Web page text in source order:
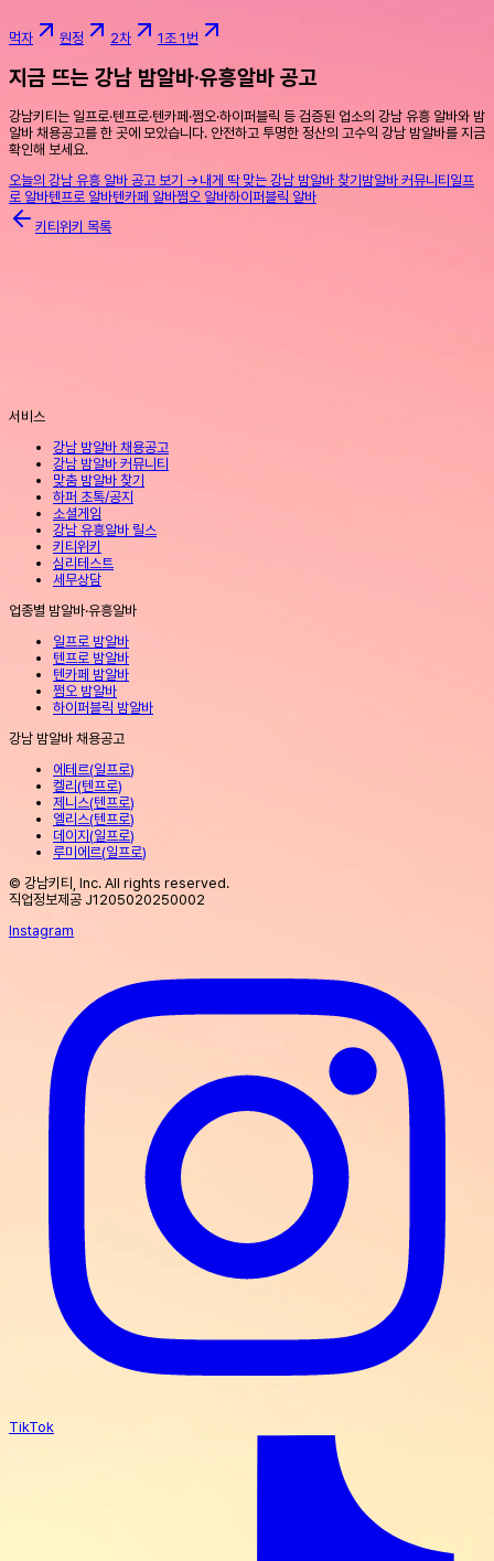
먹자 원정 2차 1조 1번
지금 뜨는 강남 밤알바·유흥알바 공고
강남키티는 일프로·텐프로·텐카페·쩜오·하이퍼블릭 등 검증된 업소의 강남 유흥 알바와 밤
알바 채용공고를 한 곳에 모았습니다. 안전하고 투명한 정산의 고수익 강남 밤알바를 지금
확인해 보세요.
오늘의 강남 유흥 알바 공고 보기 → 내게 딱 맞는 강남 밤알바 찾기 밤알바 커뮤니티 일프
로 알바텐프로 알바텐카페 알바쩜오 알바하이퍼블릭 알바
키티위키 목록
서비스
강남 밤알바 채용공고
강남 밤알바 커뮤니티
맞춤 밤알바 찾기
하퍼 초톡/공지
소셜게임
강남 유흥알바 릴스
키티위키
심리테스트
세무상담
업종별 밤알바·유흥알바
일프로 밤알바
텐프로 밤알바
텐카페 밤알바
쩜오 밤알바
하이퍼블릭 밤알바
강남 밤알바 채용공고
에테르(일프로)
켈리 (텐프로)
제니스(텐프로)
엘리스(텐프로)
데이지 (일프로)
루미에르(일프로)
© 강남키티, Inc. All rights reserved.
직업정보제공 J1205020250002
Instagram
TikTok